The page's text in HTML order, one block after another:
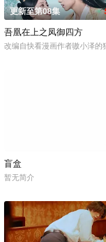
更新至第08集
吾凰在上之凤御四方
改编自快看漫画作者嗷小泽的
偶遇“白天人住屋，晚上鬼占
盲盒
暂无简介